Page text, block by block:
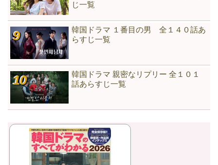
じ一覧
韓国ドラマ １番目の男 全１４０話あ
らすじ一覧
韓国ドラマ 親密なリプリー 全１０１
話あらすじ一覧